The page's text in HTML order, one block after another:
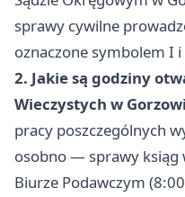
sprawy cywilne
oznaczone symbolem I
2. Jakie są godziny
Wieczystych w
pracy poszczególnych
osobno — sprawy ksiąg
Biurze Podawczym